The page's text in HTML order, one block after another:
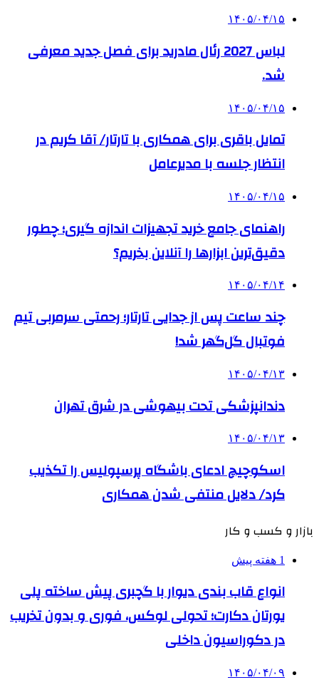
۱۴۰۵/۰۴/۱۵
لباس 2027 رئال مادرید برای فصل جدید معرفی
شد.
۱۴۰۵/۰۴/۱۵
تمایل باقری برای همکاری با تارتار/ آقا کریم در
انتظار جلسه با مدیرعامل
۱۴۰۵/۰۴/۱۵
راهنمای جامع خرید تجهیزات اندازه گیری؛ چطور
دقیق‌ترین ابزارها را آنلاین بخریم؟
۱۴۰۵/۰۴/۱۴
چند ساعت پس از جدایی تارتار؛ رحمتی سرمربی تیم
فوتبال گل‌گهر شد!
۱۴۰۵/۰۴/۱۳
دندانپزشکی تحت بیهوشی در شرق تهران
۱۴۰۵/۰۴/۱۳
اسکوچیچ ادعای باشگاه پرسپولیس را تکذیب
کرد/ دلایل منتفی شدن همکاری
بازار و کسب و کار
1 هفته پیش
انواع قاب بندی دیوار با گچبری پیش ساخته پلی
یورتان دکارت؛ تحولی لوکس، فوری و بدون تخریب
در دکوراسیون داخلی
۱۴۰۵/۰۴/۰۹